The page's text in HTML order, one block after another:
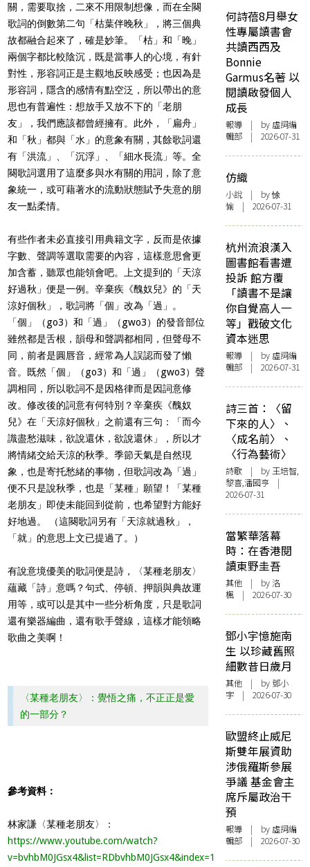
關，需要取捨，二來不用限制想像，而在全闋
歌詞的倒數第二句「枯葉伴晚秋」，將三個典
故都融合起來了，確是妙筆。「枯」和「晚」
兩個字都比較陰沉，既是當事人的心境，有針
對性，形容詞正是主觀地反映感受；也因為是
形容詞，隱含的感情有點空泛，所以帶出的意
思也有普遍性：想放手又放不下的「老朋
友」，我們應該都曾經擁有。此外，「扁舟」
和「秋」都與「水」的意象有關，其餘歌詞還
有「洪流」、「沉浮」、「細水長流」等。全
闋歌詞選用了這麼多與水有關的用詞，除了意
象統一，或可藉著水的流動狀態賦予失意的朋
友一點柔情。
有些作者未必直接引用典籍文字，反而是依據
字數、聲調等選取需要的內容，這樣意思會更
加含蓄，聽眾也能領會吧。上文提到的「天涼
好過秋」便是一例。辛棄疾《醜奴兒》的「天
涼好個秋」，歌詞將「個」改為「過」。
「個」（go3）和「過」（gwo3）的發音部位
雖然都是舌根，韻母和聲調都相同，但聲母不
同，前者是圓唇音，經常為人誤認而發了懶
音。既然「個」（go3）和「過」（gwo3）聲
調相同，所以歌詞不是因格律而是因詞意修
改。修改後的詞意有何特別？辛棄疾《醜奴
兒》在「天涼好個秋」之前還有三句：「而今
識盡愁滋味，欲說還休，欲說還休」，所以才
將情緒交給天涼的秋季。季節天氣是自然現
象，也是寄托愁緒的事物，但歌詞改為「過」
便不只是說秋季，也是「某種」願望！「某種
老朋友」即使未能回到從前，也希望對方能好
好地過。 （這闋歌詞另有「天涼就過秋」，
「就」的意思上文已提過了。）
有說意境優美的歌詞便是詩，〈某種老朋友〉
蘊藏「詩」意嗎？句式、停頓、押韻與典故運
用等，或可以是其中一些分析角度，只是歌詞
還有樂器編曲，還有歌手聲線，這樣才能領略
歌曲之美啊！
〈某種老朋友〉：覺悟之痛，不正正是愛
的一部分？
參考資料：
林家謙〈某種老朋友〉：
https://www.youtube.com/watch?
v=bvhbM0JGsx4&list=RDbvhbM0JGsx4&index=1
何詩蓓8月舉女
性專屬讀書會
共讀西西及
Bonnie
Garmus名著 以
閱讀啟發個人
成長
報導 | by 虛詞編
輯部 | 2026-07-31
仿織
小說 | by 悇
愉 | 2026-07-31
杭州流浪漢入
圖書館看書遭
投訴 館方覆
「讀書不是讓
你自覺高人一
等」戳破文化
資本迷思
報導 | by 虛詞編
輯部 | 2026-07-31
詩三首：〈留
下來的人〉、
〈成名前〉、
〈行為藝術〉
詩歌 | by 王培智,
黎喜,潘國亨 |
2026-07-31
當繁華落幕
時：在香港閱
讀東野圭吾
其他 | by洛
楓 | 2026-07-30
鄧小宇憶施南
生 以珍藏舊照
細數昔日歲月
其他 | by 鄧小
宇 | 2026-07-30
歐盟終止威尼
斯雙年展資助
涉俄羅斯參展
爭議 基金會主
席斥屬政治干
預
報導 | by 虛詞編
輯部 | 2026-07-30